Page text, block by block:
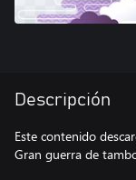
Descripción
Este contenido
Gran guerra de